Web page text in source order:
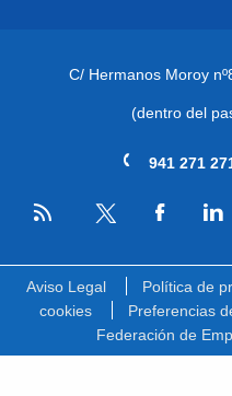
C/ Hermanos Moroy
(dentro del
941 271
RSS
Aviso Legal Política de
cookies
Preferencias
Federación de